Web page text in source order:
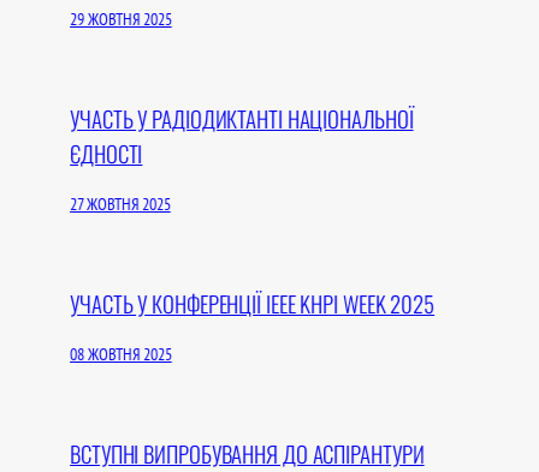
29 ЖОВТНЯ 2025
УЧАСТЬ У РАДІОДИКТАНТІ НАЦІОНАЛЬНОЇ
ЄДНОСТІ
27 ЖОВТНЯ 2025
УЧАСТЬ У КОНФЕРЕНЦІЇ IEEE KHPI WEEK 2025
08 ЖОВТНЯ 2025
ВСТУПНІ ВИПРОБУВАННЯ ДО АСПІРАНТУРИ